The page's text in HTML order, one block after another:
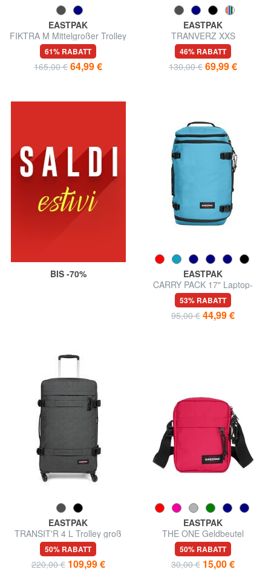
EASTPAK
FIKTRA M Mittelgroßer Trolley
61% RABATT
165,00 € 64,99 €
EASTPAK
TRANVERZ XXS
Untersitzwagen
46% RABATT
130,00 € 69,99 €
BIS -70%
EASTPAK
CARRY PACK 17" Laptop-
Rucksack
53% RABATT
95,00 € 44,99 €
EASTPAK
TRANSIT'R 4 L Trolley groß
50% RABATT
220,00 € 109,99 €
EASTPAK
THE ONE Geldbeutel
50% RABATT
30,00 € 15,00 €